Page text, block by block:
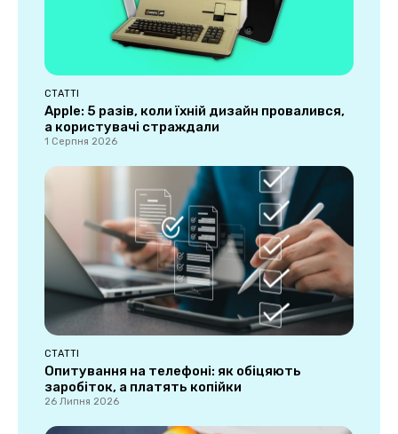
СТАТТІ
Apple: 5 разів, коли їхній дизайн провалився,
а користувачі страждали
1 Серпня 2026
СТАТТІ
Опитування на телефоні: як обіцяють
заробіток, а платять копійки
26 Липня 2026